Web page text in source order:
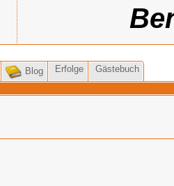
Blog Erfolge Gästebuch